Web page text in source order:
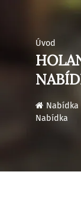
Úvod
Nabídka
Nabídka